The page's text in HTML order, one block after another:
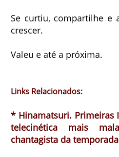
Se curtiu, compartilhe e
crescer.
Valeu e até a próxima.
Links Relacionados:
* Hinamatsuri. Primeiras
telecinética mais
chantagista da